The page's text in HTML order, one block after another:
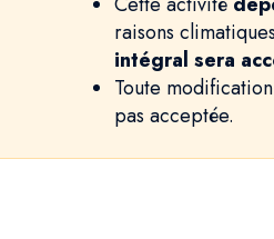
raisons
intégral sera
Toute
pas acceptée.